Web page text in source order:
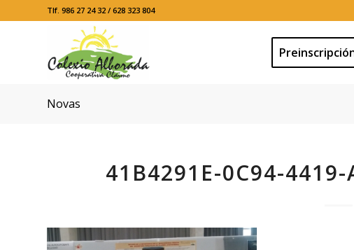
Tlf. 986 27 24 32 / 628 323 804
Novas
41B4291E-0C94-